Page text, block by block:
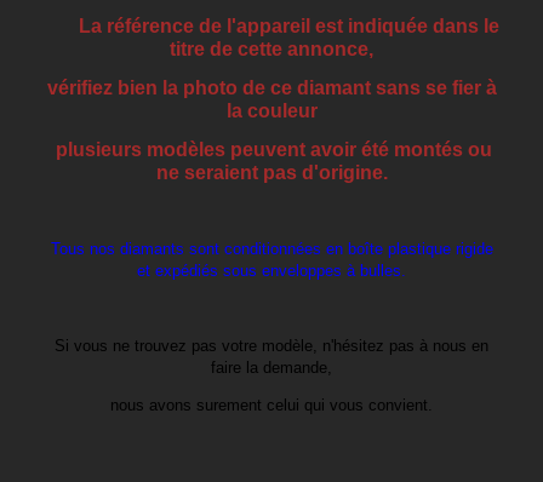
La référence de l'appareil est indiquée dans le
titre de cette annonce,
vérifiez bien la photo de ce diamant sans se fier à
la couleur
plusieurs modèles peuvent avoir été montés ou
ne seraient pas d'origine.
Tous nos diamants sont conditionnées en boîte plastique rigide
et expédiés sous enveloppes à bulles.
Si vous ne trouvez pas votre modèle, n'hésitez pas à nous en
faire la demande,
nous avons surement celui qui vous convient.